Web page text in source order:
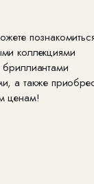
коллекциями
а также
ценам!